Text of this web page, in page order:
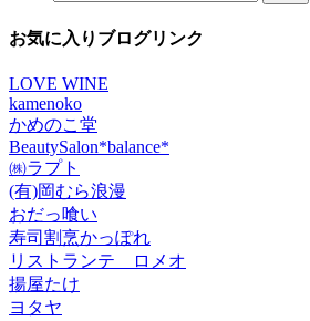
お気に入りブログリンク
LOVE WINE
kamenoko
かめのこ堂
BeautySalon*balance*
㈱ラプト
(有)岡むら浪漫
おだっ喰い
寿司割烹かっぽれ
リストランテ ロメオ
揚屋たけ
ヨタヤ